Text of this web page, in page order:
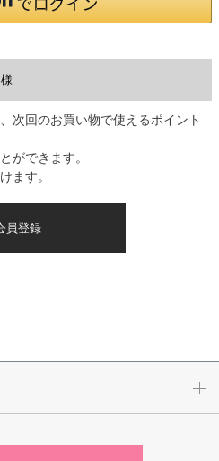
次回のお買い物で使えるポイント
ができます。
ます。
員登録